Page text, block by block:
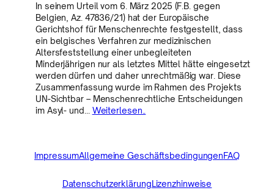
In seinem Urteil vom 6. März 2025 (F.B. gegen
Belgien, Az. 47836/21) hat der Europäische
Gerichtshof für Menschenrechte festgestellt, dass
ein belgisches Verfahren zur medizinischen
Altersfeststellung einer unbegleiteten
Minderjährigen nur als letztes Mittel hätte eingesetzt
werden dürfen und daher unrechtmäßig war. Diese
Zusammenfassung wurde im Rahmen des Projekts
UN-Sichtbar – Menschenrechtliche Entscheidungen
im Asyl- und… Weiterlesen..
ImpressumAllgemeine GeschäftsbedingungenFAQ
DatenschutzerklärungLizenzhinweise